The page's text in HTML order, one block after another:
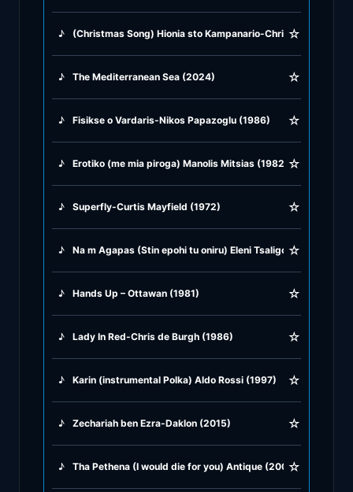
♪ (Christmas Song) Hionia sto Kampanario-Christmas song
☆
♪ The Mediterranean Sea (2024) ☆
♪ Fisikse o Vardaris-Nikos Papazoglu (1986) ☆
♪ Erotiko (me mia piroga) Manolis Mitsias (1982) ☆
♪ Superfly-Curtis Mayfield (1972) ☆
♪ Na m Agapas (Stin epohi tu oniru) Eleni Tsaligopulu (1998)
☆
♪ Hands Up – Ottawan (1981) ☆
♪ Lady In Red-Chris de Burgh (1986) ☆
♪ Karin (instrumental Polka) Aldo Rossi (1997) ☆
♪ Zechariah ben Ezra-Daklon (2015) ☆
♪ Tha Pethena (I would die for you) Antique (2001)
☆
♪ Greek Traditional
♪
Instrumentals
♪ Jazz & Swing
Latin Classics
Pop & Dance
Rock and Roll
Rock Ballads